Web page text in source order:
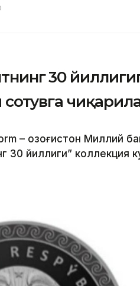
30
сотувга
– Қозоғистон Миллий
30 йиллиги” коллекция